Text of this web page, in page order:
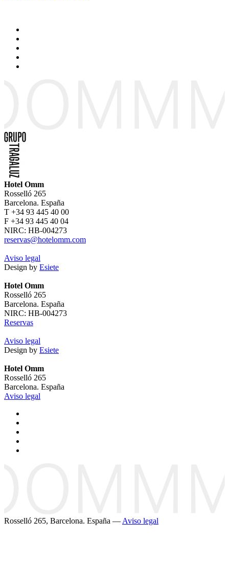
Hotel Omm
Rosselló 265
Barcelona. España
T +34 93 445 40 00
F +34 93 445 40 04
NIRC: HB-004273
reservas@hotelomm.com
Aviso legal
Design by Esiete
Hotel Omm
Rosselló 265
Barcelona. España
NIRC: HB-004273
Reservas
Aviso legal
Design by Esiete
Hotel Omm
Rosselló 265
Barcelona. España
Aviso legal
Rosselló 265, Barcelona. España — Aviso legal